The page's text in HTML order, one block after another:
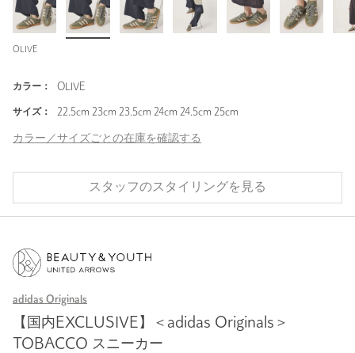
OLIVE
カラー： OLIVE
サイズ： 22.5cm 23cm 23.5cm 24cm 24.5cm 25cm
カラー／サイズごとの在庫を確認する
スタッフのスタイリングを見る
adidas Originals
【国内EXCLUSIVE】＜adidas Originals＞
TOBACCO スニーカー